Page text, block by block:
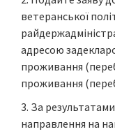
ветеранської
адресою
проживання
проживання
За
направлення на